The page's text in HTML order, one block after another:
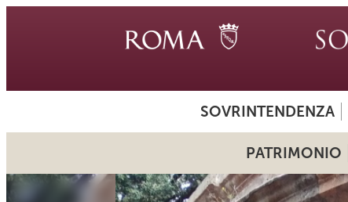
SOVRINTENDENZA
PATRIMONIO